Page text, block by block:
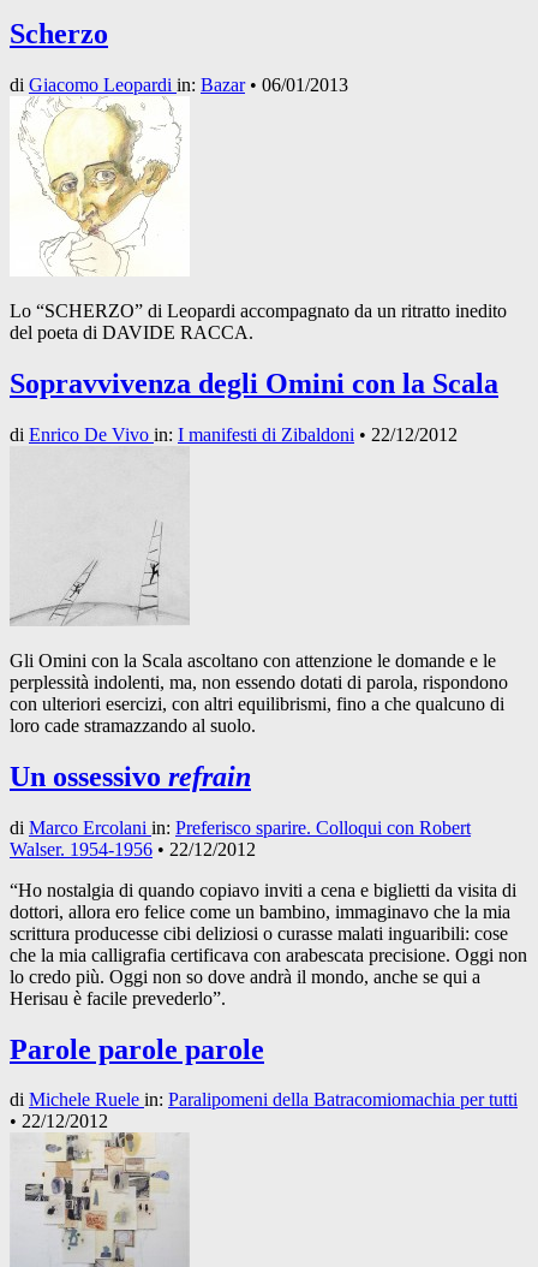
Scherzo
di Giacomo Leopardi in: Bazar• 06/01/2013
Lo “SCHERZO” di Leopardi accompagnato da un ritratto inedito
del poeta di DAVIDE RACCA.
Sopravvivenza degli Omini con la Scala
di Enrico De Vivo in: I manifesti di Zibaldoni • 22/12/2012
Gli Omini con la Scala ascoltano con attenzione le domande e le
perplessità indolenti, ma, non essendo dotati di parola, rispondono
con ulteriori esercizi, con altri equilibrismi, fino a che qualcuno di
loro cade stramazzando al suolo.
Un ossessivo refrain
di Marco Ercolani in: Preferisco sparire. Colloqui con Robert
Walser. 1954-1956 • 22/12/2012
“Ho nostalgia di quando copiavo inviti a cena e biglietti da visita di
dottori, allora ero felice come un bambino, immaginavo che la mia
scrittura producesse cibi deliziosi o curasse malati inguaribili: cose
che la mia calligrafia certificava con arabescata precisione. Oggi non
lo credo più. Oggi non so dove andrà il mondo, anche se qui a
Herisau è facile prevederlo”.
Parole parole parole
di Michele Ruele in: Paralipomeni della Batracomiomachia per tutti
• 22/12/2012